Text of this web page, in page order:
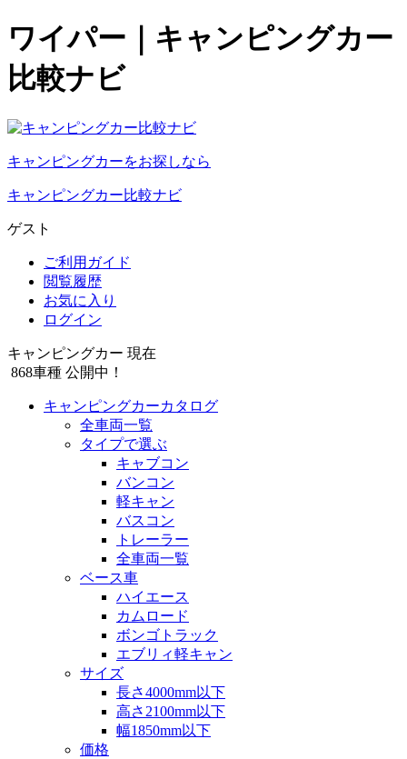
ワイパー｜キャンピングカー
比較ナビ
キャンピングカーをお探しなら
キャンピングカー比較ナビ
ゲスト
ご利用ガイド
閲覧履歴
お気に入り
ログイン
キャンピングカー 現在
868車種 公開中！
キャンピングカーカタログ
全車両一覧
タイプで選ぶ
キャブコン
バンコン
軽キャン
バスコン
トレーラー
全車両一覧
ベース車
ハイエース
カムロード
ボンゴトラック
エブリィ軽キャン
サイズ
長さ4000mm以下
高さ2100mm以下
幅1850mm以下
価格